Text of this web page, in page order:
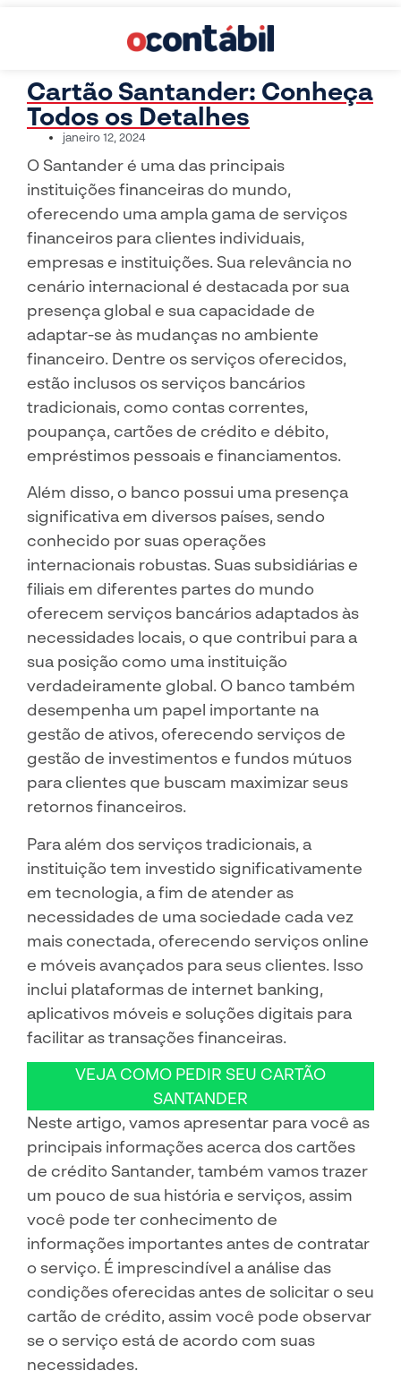
Cartão Santander: Conheça
Todos os Detalhes
janeiro 12, 2024
O Santander é uma das principais
instituições financeiras do mundo,
oferecendo uma ampla gama de serviços
financeiros para clientes individuais,
empresas e instituições. Sua relevância no
cenário internacional é destacada por sua
presença global e sua capacidade de
adaptar-se às mudanças no ambiente
financeiro. Dentre os serviços oferecidos,
estão inclusos os serviços bancários
tradicionais, como contas correntes,
poupança, cartões de crédito e débito,
empréstimos pessoais e financiamentos.
Além disso, o banco possui uma presença
significativa em diversos países, sendo
conhecido por suas operações
internacionais robustas. Suas subsidiárias e
filiais em diferentes partes do mundo
oferecem serviços bancários adaptados às
necessidades locais, o que contribui para a
sua posição como uma instituição
verdadeiramente global. O banco também
desempenha um papel importante na
gestão de ativos, oferecendo serviços de
gestão de investimentos e fundos mútuos
para clientes que buscam maximizar seus
retornos financeiros.
Para além dos serviços tradicionais, a
instituição tem investido significativamente
em tecnologia, a fim de atender as
necessidades de uma sociedade cada vez
mais conectada, oferecendo serviços online
e móveis avançados para seus clientes. Isso
inclui plataformas de internet banking,
aplicativos móveis e soluções digitais para
facilitar as transações financeiras.
VEJA COMO PEDIR SEU CARTÃO
SANTANDER
Neste artigo, vamos apresentar para você as
principais informações acerca dos cartões
de crédito Santander, também vamos trazer
um pouco de sua história e serviços, assim
você pode ter conhecimento de
informações importantes antes de contratar
o serviço. É imprescindível a análise das
condições oferecidas antes de solicitar o seu
cartão de crédito, assim você pode observar
se o serviço está de acordo com suas
necessidades.